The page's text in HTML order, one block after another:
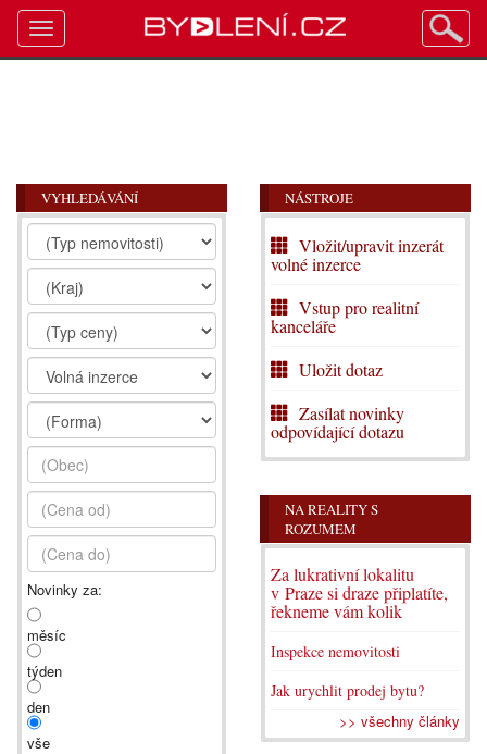
VYHLEDÁVÁNÍ
Novinky za:
měsíc
týden
den
vše
NÁSTROJE
Vložit/upravit inzerát
volné inzerce
Vstup pro realitní
kanceláře
Uložit dotaz
Zasílat novinky
odpovídající dotazu
NA REALITY S
ROZUMEM
Za lukrativní lokalitu
v Praze si draze připlatíte,
řekneme vám kolik
Inspekce nemovitosti
Jak urychlit prodej bytu?
>> všechny články
Toggle
navigation